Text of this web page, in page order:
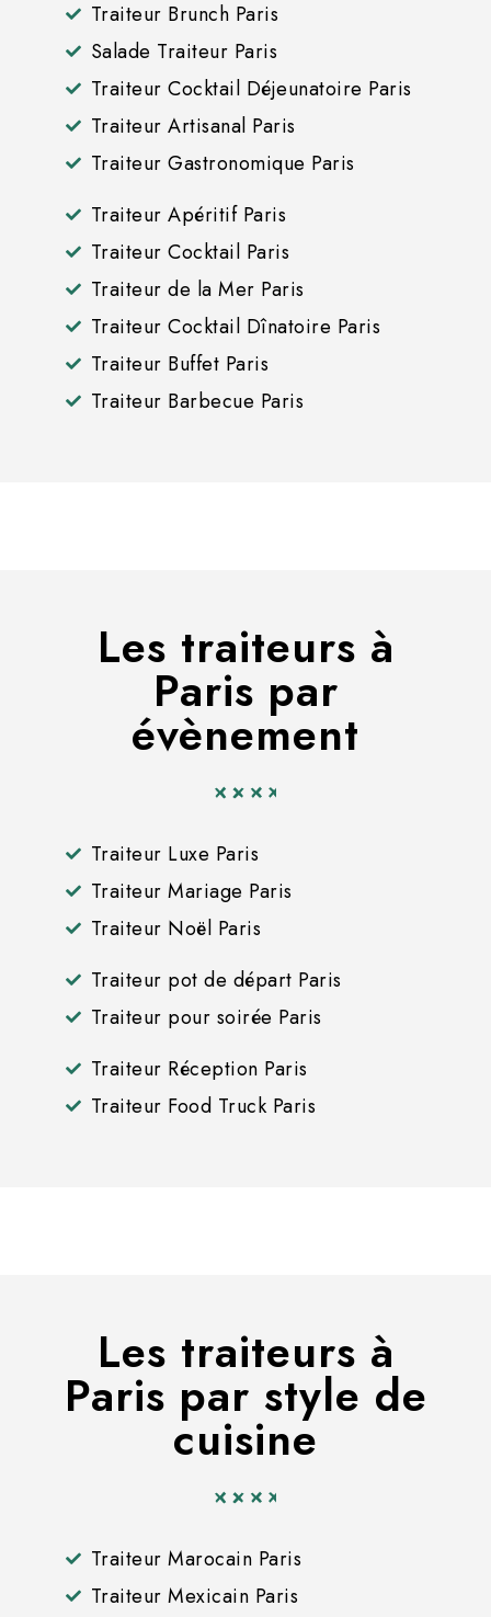
Traiteur Brunch Paris
Salade Traiteur Paris
Traiteur Cocktail Déjeunatoire Paris
Traiteur Artisanal Paris
Traiteur Gastronomique Paris
Traiteur Apéritif Paris
Traiteur Cocktail Paris
Traiteur de la Mer Paris
Traiteur Cocktail Dînatoire Paris
Traiteur Buffet Paris
Traiteur Barbecue Paris
Les traiteurs à
Paris par
évènement
Traiteur Luxe Paris
Traiteur Mariage Paris
Traiteur Noël Paris
Traiteur pot de départ Paris
Traiteur pour soirée Paris
Traiteur Réception Paris
Traiteur Food Truck Paris
Les traiteurs à
Paris par style de
cuisine
Traiteur Marocain Paris
Traiteur Mexicain Paris